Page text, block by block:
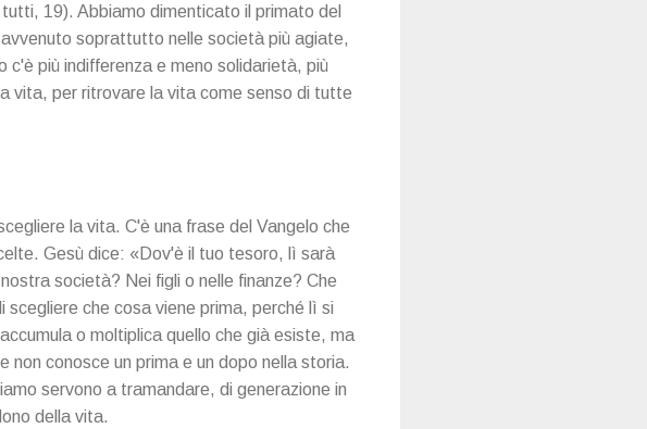
19). Abbiamo dimenticato il primato del
soprattutto nelle società più agiate,
più indifferenza e meno solidarietà, più
vita, per ritrovare la vita come senso di tutte
la vita. C'è una frase del Vangelo che
Gesù dice: «Dov'è il tuo tesoro, lì sarà
società? Nei figli o nelle finanze? Che
che cosa viene prima, perché lì si
o moltiplica quello che già esiste, ma
conosce un prima e un dopo nella storia.
servono a tramandare, di generazione in
della vita.